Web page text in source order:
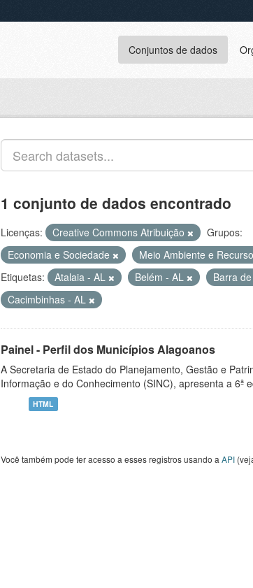
Conjuntos de dados
1 conjunto de dados encontrado
Licenças: Creative Commons Atribuição
Grupos:
Economia e Sociedade
Meio Ambiente e
Etiquetas:
Atalaia - AL Belém - AL Barra
Cacimbinhas - AL
Painel - Perfil dos Municípios Alagoanos
A Secretaria de Estado do Planejamento, Gestão e
Informação e do Conhecimento (SINC), apresenta a 6ª
HTML
Você também pode ter acesso a esses registros usando a API